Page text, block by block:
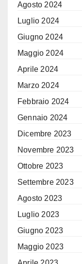
Agosto 2024
Luglio 2024
Giugno 2024
Maggio 2024
Aprile 2024
Marzo 2024
Febbraio 2024
Gennaio 2024
Dicembre 2023
Novembre 2023
Ottobre 2023
Settembre 2023
Agosto 2023
Luglio 2023
Giugno 2023
Maggio 2023